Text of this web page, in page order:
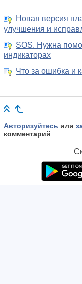
Новая версия
улучшения и
SOS. Нужна
индикаторах
Что за ошибка и
Авторизуйтесь или
комментарий